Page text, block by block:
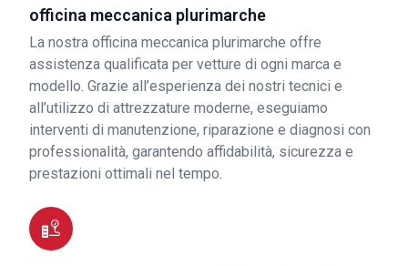
officina meccanica plurimarche
La nostra officina meccanica plurimarche offre
assistenza qualificata per vetture di ogni marca e
modello. Grazie all’esperienza dei nostri tecnici e
all’utilizzo di attrezzature moderne, eseguiamo
interventi di manutenzione, riparazione e diagnosi con
professionalità, garantendo affidabilità, sicurezza e
prestazioni ottimali nel tempo.